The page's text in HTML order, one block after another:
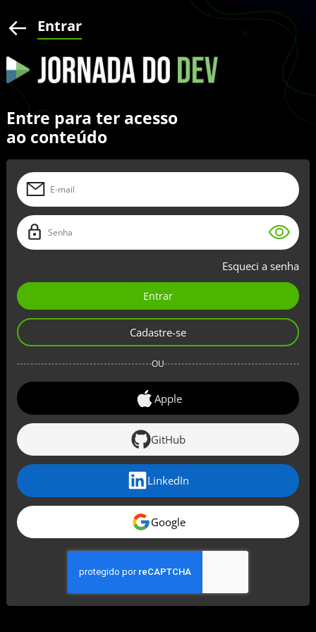
Entrar
Entre para ter acesso
ao conteúdo
Esqueci a senha
Entrar
Cadastre-se
OU
Apple
GitHub
LinkedIn
Google